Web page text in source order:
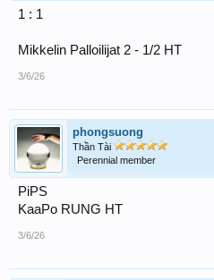
1 : 1
Mikkelin Palloilijat 2 - 1/2 HT
3/6/26
phongsuong
Thần Tài
Perennial member
PiPS
KaaPo RUNG HT
3/6/26